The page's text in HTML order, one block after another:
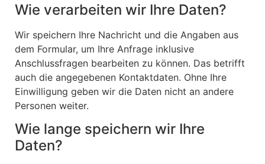
Wie verarbeiten wir Ihre Daten?
Wir speichern Ihre Nachricht und die Angaben aus
dem Formular, um Ihre Anfrage inklusive
Anschlussfragen bearbeiten zu können. Das betrifft
auch die angegebenen Kontaktdaten. Ohne Ihre
Einwilligung geben wir die Daten nicht an andere
Personen weiter.
Wie lange speichern wir Ihre
Daten?